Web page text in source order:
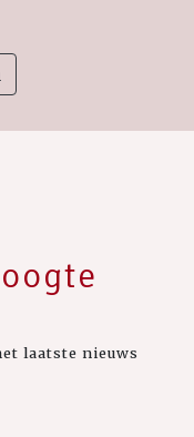
laatste nieuws